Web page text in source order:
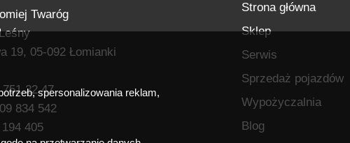
Twaróg
19, 05-092 Łomianki
22 47
834 542
405
Strona główna
Sklep
Serwis
Sprzedaż pojazdów
Wypożyczalnia
Blog
spersonalizowania reklam,